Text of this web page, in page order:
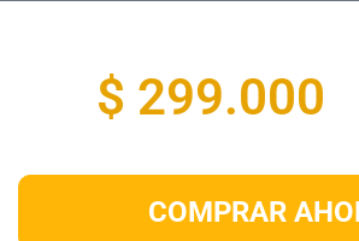
$ 299.000
COMPRAR